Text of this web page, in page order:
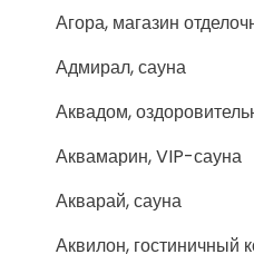
Агора, магазин
Адмирал, сауна
Аквадом,
Аквамарин, VIP-сауна
Акварай, сауна
Аквилон, гостиничный